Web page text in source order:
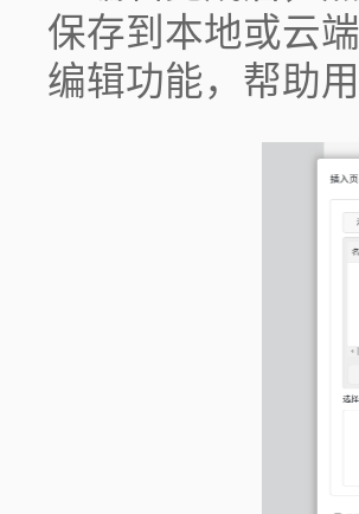
保存到本地或云
编辑功能，帮助